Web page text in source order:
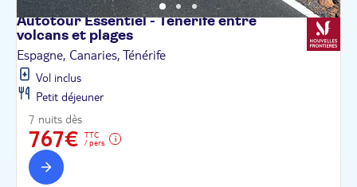
Autotour Essentiel - Tenerife entre
volcans et plages
Espagne, Canaries, Ténérife
Vol inclus
Petit déjeuner
7 nuits dès
767€
TTC
/ pers.